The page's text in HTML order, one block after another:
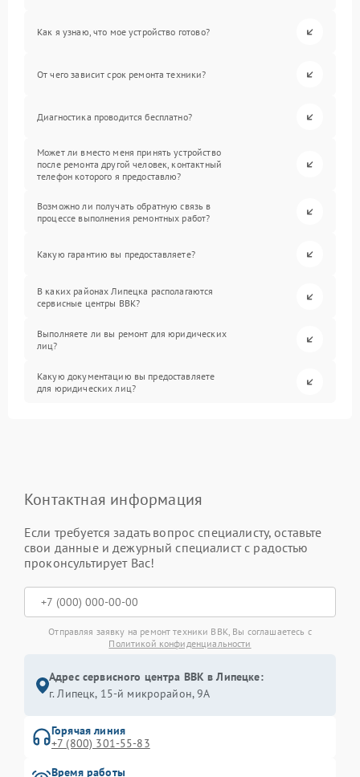
Как я узнаю, что мое устройство готово?
От чего зависит срок ремонта техники?
Диагностика проводится бесплатно?
Может ли вместо меня принять устройство
после ремонта другой человек, контактный
телефон которого я предоставлю?
Возможно ли получать обратную связь в
процессе выполнения ремонтных работ?
Какую гарантию вы предоставляете?
В каких районах Липецка располагаются
сервисные центры BBK?
Выполняете ли вы ремонт для юридических
лиц?
Какую документацию вы предоставляете
для юридических лиц?
Контактная информация
Если требуется задать вопрос специалисту, оставьте
свои данные и дежурный специалист с радостью
проконсультирует Вас!
Отправляя заявку на ремонт техники BBK, Вы соглашаетесь с
Политикой конфиденциальности
Адрес сервисного центра BBK в Липецке:
г. Липецк, 15-й микрорайон, 9А
Горячая линия
+7 (800) 301-55-83
Время работы